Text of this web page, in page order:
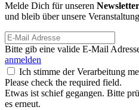
Melde Dich für unseren Newsletter
und bleib über unsere
Bitte gib eine valide E-Mail
anmelden
Ich stimme der Verarbeitung
Please check the required field.
Etwas ist schief gegangen. Bitte
es erneut.